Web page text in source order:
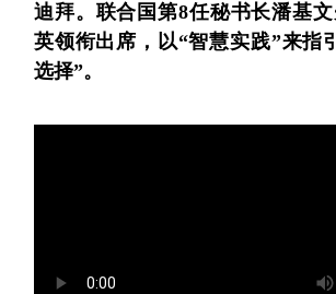
迪拜。联合国第8任秘书长潘基
英领衔出席，以“智慧实践”来指
选择”。